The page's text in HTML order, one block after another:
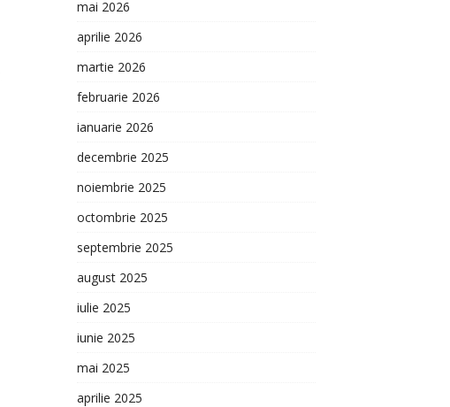
mai 2026
aprilie 2026
martie 2026
februarie 2026
ianuarie 2026
decembrie 2025
noiembrie 2025
octombrie 2025
septembrie 2025
august 2025
iulie 2025
iunie 2025
mai 2025
aprilie 2025